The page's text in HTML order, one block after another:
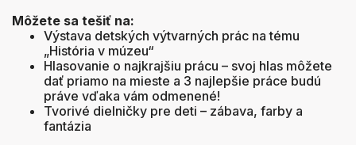
Môžete sa tešiť na:
Výstava detských výtvarných prác na tému
„História v múzeu“
Hlasovanie o najkrajšiu prácu – svoj hlas môžete
dať priamo na mieste a 3 najlepšie práce budú
práve vďaka vám odmenené!
Tvorivé dielničky pre deti – zábava, farby a
fantázia